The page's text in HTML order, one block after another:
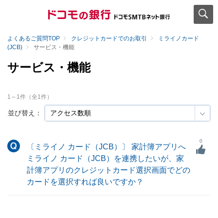
よくあるご質問TOP クレジットカードでのお取引
ミライノカード
(JCB)
サービス・機能
サービス・機能
並び替え：
1 ～ 1件（全1件）
〔ミライノ カード（JCB）〕 家計簿アプリへ
ミライノ カード（JCB）を連携したいが、家
計簿アプリのクレジットカード選択画面でどの
カードを選択すれば良いですか？
0